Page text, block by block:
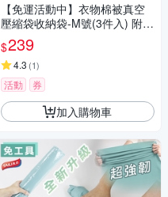
【免運活動中】衣物棉被真空
壓縮袋收納袋-M號(3件入) 附手
動式泵浦
$239
4.3 (1)
活動 券
加入購物車